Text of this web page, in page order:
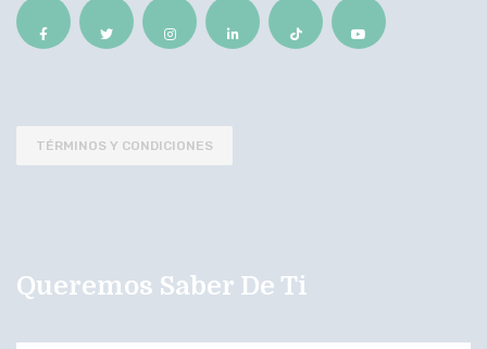
TÉRMINOS Y CONDICIONES
Queremos Saber De Ti